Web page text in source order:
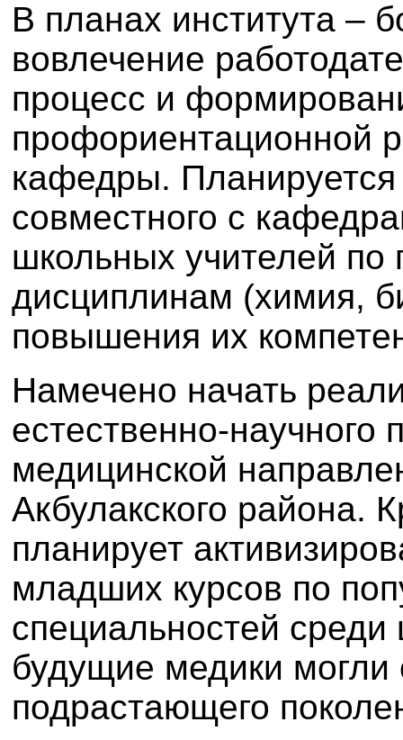
В планах института –
вовлечение
процесс и
профориентационной
кафедры.
совместного с
школьных учителей
дисциплинам (химия,
повышения их
Намечено начать
естественно-научного
медицинской
Акбулакского района.
планирует
младших курсов по
специальностей
будущие медики
подрастающего